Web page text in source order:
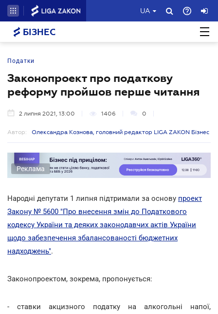
UA
БІЗНЕС
Податки
Законопроект про податкову
реформу пройшов перше читання
2 липня 2021, 13:00 1406 0
Автор: Олександра Кознова, головний редактор LIGA ZAKON Бізнес
Реклама
Народні депутати 1 липня підтримали за основу проект
Закону № 5600 "Про внесення змін до Податкового
кодексу України та деяких законодавчих актів України
щодо забезпечення збалансованості бюджетних
надходжень".
Законопроектом, зокрема, пропонується:
- ставки акцизного податку на алкогольні напої,